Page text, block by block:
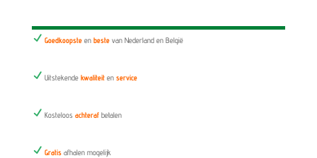
N Goedkoopsteen bestevan Nederland en België
N Uitstekendekwaliteiten service
N Kosteloos achteraf betalen
N Gratis afhalen mogelijk